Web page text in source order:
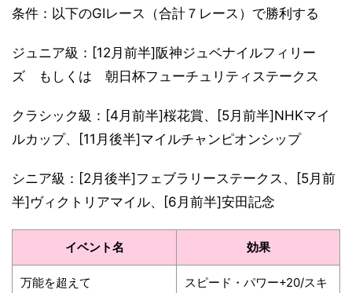
条件：以下のGⅠレース（合計７レース）で勝利する
ジュニア級：[12月前半]阪神ジュベナイルフィリー
ズ もしくは 朝日杯フューチュリティステークス
クラシック級：[4月前半]桜花賞、[5月前半]NHKマイ
ルカップ、[11月後半]マイルチャンピオンシップ
シニア級：[2月後半]フェブラリーステークス、[5月前
半]ヴィクトリアマイル、[6月前半]安田記念
イベント名 効果
万能を超えて
スピード・パワー+20/スキ